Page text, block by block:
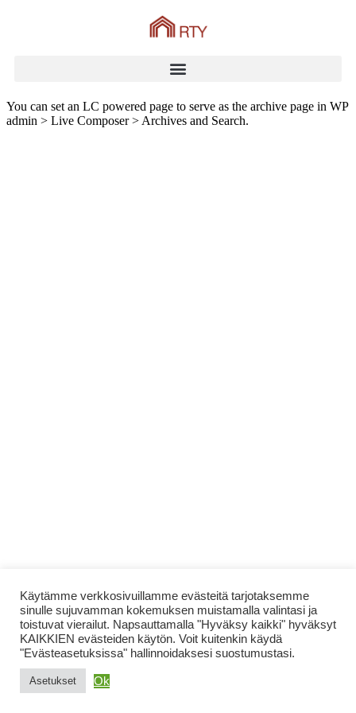
You can set an LC powered page to serve as the archive page in WP
admin > Live Composer > Archives and Search.
Käytämme verkkosivuillamme evästeitä tarjotaksemme
sinulle sujuvamman kokemuksen muistamalla valintasi ja
toistuvat vierailut. Napsauttamalla "Hyväksy kaikki" hyväksyt
KAIKKIEN evästeiden käytön. Voit kuitenkin käydä
"Evästeasetuksissa" hallinnoidaksesi suostumustasi.
Asetukset Ok